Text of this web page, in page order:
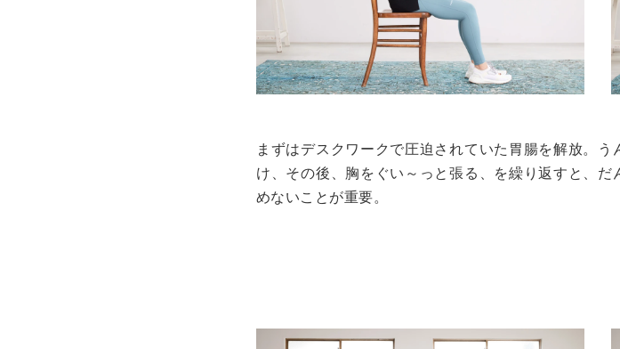
まずはデスクワークで圧迫されていた胃腸を解放。
け、その後、胸をぐい～っと張る、を繰り返すと、
めないことが重要。